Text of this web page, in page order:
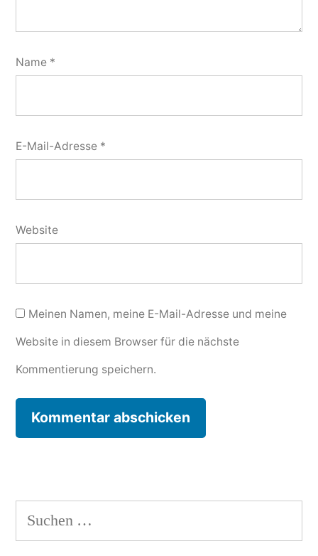
Name *
E-Mail-Adresse *
Website
Meinen Namen, meine E-Mail-Adresse und meine
Website in diesem Browser für die nächste
Kommentierung speichern.
Suche
nach: